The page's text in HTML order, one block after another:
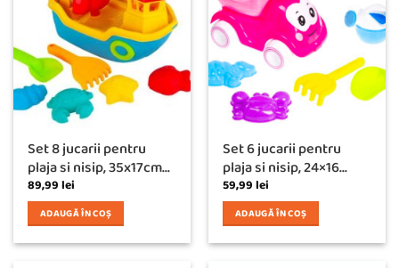
Set 8 jucarii pentru
plaja si nisip, 35x17cm...
89,99lei
ADAUGĂ ÎN COȘ
Set 6 jucarii pentru
plaja si nisip, 24×16...
59,99lei
ADAUGĂ ÎN COȘ